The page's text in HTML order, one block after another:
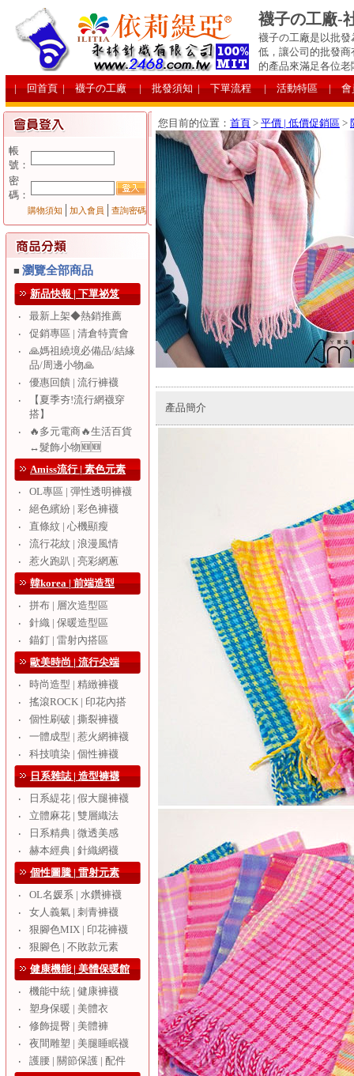
襪子の工廠-
襪子の工廠是以批
低，讓公司的批發
的產品來滿足各位老
| 回首頁 | 襪子の工廠 | 批發須知 | 下單流程 | 活動特區 | 會
帳
號：
密
碼：
購物須知 加入會員 查詢密碼
■ 瀏覽全部商品
新品快報 | 下單祕笈
‧
最新上架◆熱銷推薦
‧
促銷專區 | 清倉特賣會
‧
🙏媽祖繞境必備品/結緣
品/周邊小物🙏
‧
優惠回饋 | 流行褲襪
‧
【夏季夯!流行網襪穿
搭】
‧
🔥多元電商🔥生活百貨
↔️髮飾小物🆕🆕
Amiss流行 | 素色元素
‧
OL專區 | 彈性透明褲襪
‧
絕色繽紛 | 彩色褲襪
‧
直條紋 | 心機顯瘦
‧
流行花紋 | 浪漫風情
‧
惹火跑趴 | 亮彩網蔥
韓korea | 前端造型
‧
拼布 | 層次造型區
‧
針織 | 保暖造型區
‧
錨釘 | 雷射內搭區
歐美時尚 | 流行尖端
‧
時尚造型 | 精緻褲襪
‧
搖滾ROCK | 印花內搭
‧
個性刷破 | 撕裂褲襪
‧
一體成型 | 惹火網褲襪
‧
科技噴染 | 個性褲襪
日系雜誌 | 造型褲襪
‧
日系緹花 | 假大腿褲襪
‧
立體麻花 | 雙層織法
‧
日系精典 | 微透美感
‧
赫本經典 | 針織網襪
個性圖騰 | 雷射元素
‧
OL名媛系 | 水鑽褲襪
‧
女人義氣 | 刺青褲襪
‧
狠腳色MIX | 印花褲襪
‧
狠腳色 | 不敗款元素
健康機能 | 美體保暖館
‧
機能中統 | 健康褲襪
‧
塑身保暖 | 美體衣
‧
修飾提臀 | 美體褲
‧
夜間雕塑 | 美腿睡眠襪
‧
護腰 | 關節保護 | 配件
您目前的位置： 首頁 > 平價 | 低價促銷區 >
產品簡介